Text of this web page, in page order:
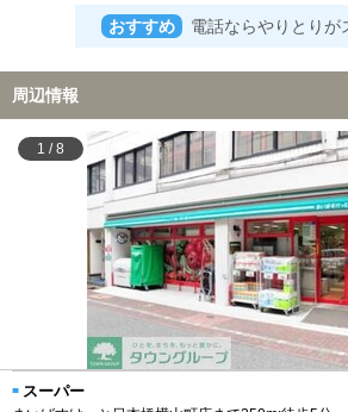
おすすめ 電話ならやりとりが
周辺情報
1 /8
スーパー